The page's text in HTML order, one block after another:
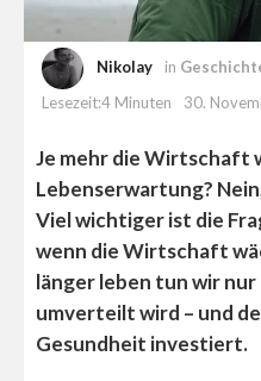
Nikolay in
Lesezeit:4 Minuten
30.
Je mehr die Wirtschaft
Lebenserwartung?
Viel wichtiger ist die
wenn die Wirtschaft
länger leben tun wir
umverteilt wird – und
Gesundheit investiert.